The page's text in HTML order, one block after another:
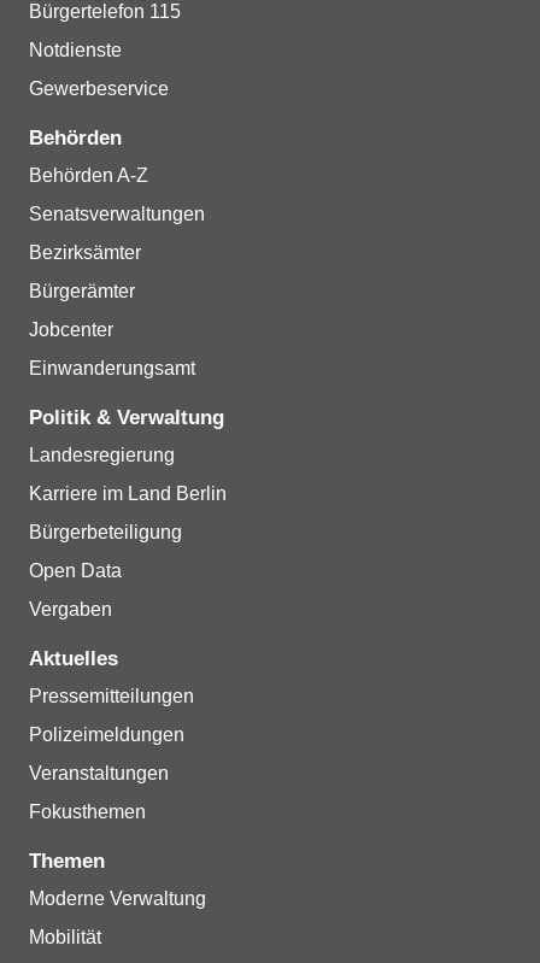
Bürgertelefon 115
Notdienste
Gewerbeservice
Behörden
Behörden A-Z
Senatsverwaltungen
Bezirksämter
Bürgerämter
Jobcenter
Einwanderungsamt
Politik & Verwaltung
Landesregierung
Karriere im Land Berlin
Bürgerbeteiligung
Open Data
Vergaben
Aktuelles
Pressemitteilungen
Polizeimeldungen
Veranstaltungen
Fokusthemen
Themen
Moderne Verwaltung
Mobilität